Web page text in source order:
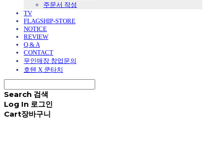
주문서 작성
TV
FLAGSHIP-STORE
NOTICE
REVIEW
Q & A
CONTACT
무인매장 창업문의
호텐 X 쿤타치
Search 검색
Log In 로그인
Cart장바구니